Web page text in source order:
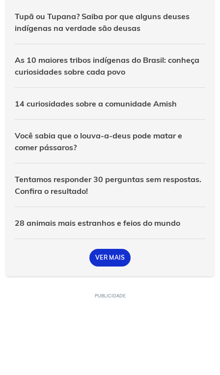
Tupã ou Tupana? Saiba por que alguns deuses
indígenas na verdade são deusas
As 10 maiores tribos indígenas do Brasil: conheça
curiosidades sobre cada povo
14 curiosidades sobre a comunidade Amish
Você sabia que o louva-a-deus pode matar e
comer pássaros?
Tentamos responder 30 perguntas sem respostas.
Confira o resultado!
28 animais mais estranhos e feios do mundo
VER MAIS